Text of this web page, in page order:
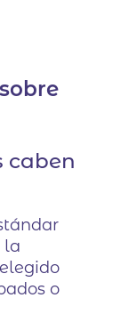
caben
la
o